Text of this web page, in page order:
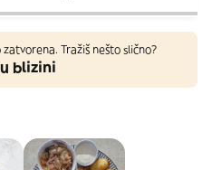
Tražiš nešto slično?
blizini